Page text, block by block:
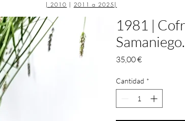
| 2010 | 2011 a 2025 |
1981 |
35,00 €Precio
Cantidad *